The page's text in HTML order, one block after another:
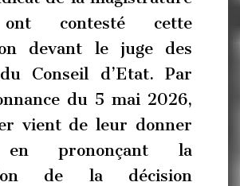
contesté cette
devant le juge des
Conseil d’Etat. Par
du 5 mai 2026,
vient de leur donner
en prononçant la
de la décision